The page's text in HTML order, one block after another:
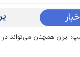
| ترامپ: ایران همچنان می‌تواند